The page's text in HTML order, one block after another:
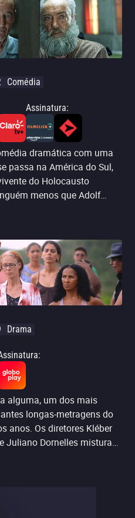
Comédia
Assinatura:
dramática com uma
passa na América do Sul,
do Holocausto
menos que Adolf
divertida e sensível a
solitário e mal-humorado,
sofridas durante a
para festivais
conta com o ator Udo Kier,
aclamado 'Bacurau'. 'Meu
de se divertir e refletir
história, justiça e
Drama
:
alguma, um dos mais
longas-metragens do
anos. Os diretores Kléber
Juliano Dornelles misturam
cultura do nordeste do
(de sangue) do cinema
Rocha. O resultado é
e política. Sem caminhos